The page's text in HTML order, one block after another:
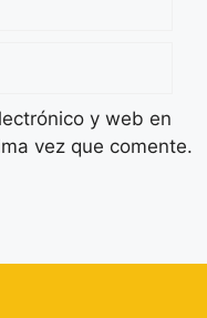
y web en
vez que comente.